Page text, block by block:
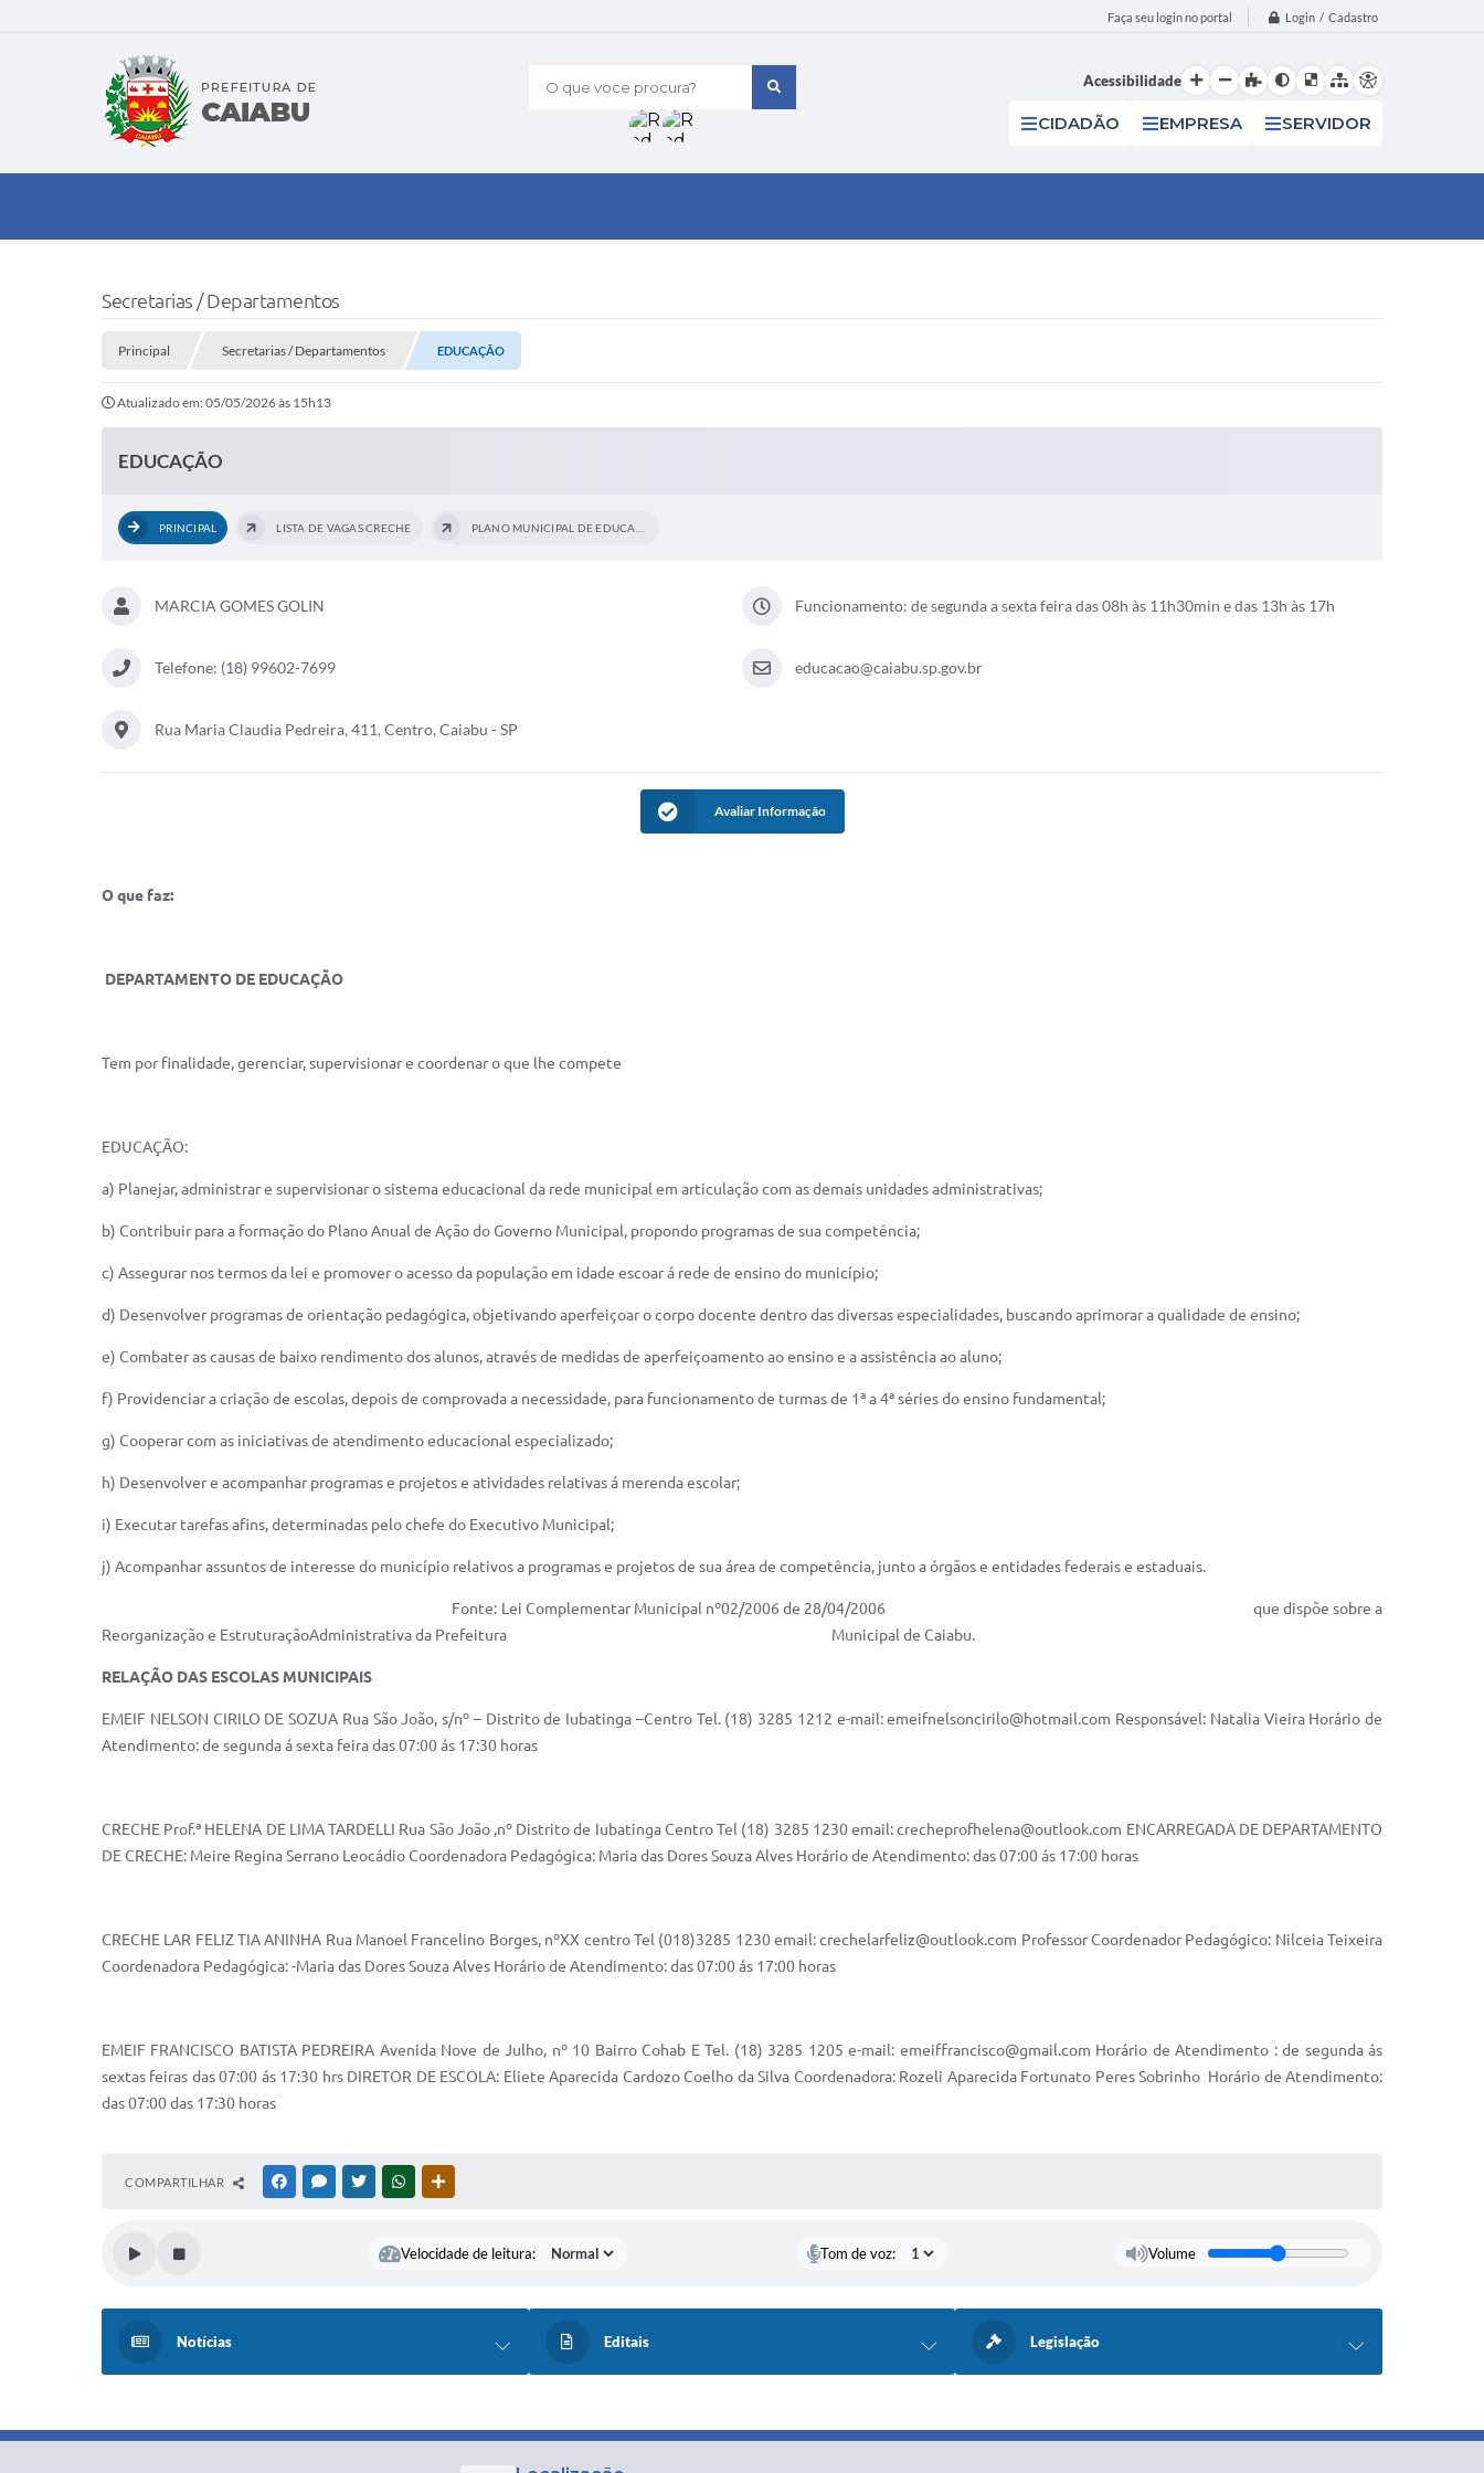
Faça seu login no portal Login / Cadastro
O que voce procura? Acessibilidade
CIDADÃO EMPRESA SERVIDOR
Secretarias / Departamentos
Principal Secretarias / Departamentos EDUCAÇÃO
Atualizado em: 05/05/2026 às 15h13
EDUCAÇÃO
PRINCIPAL LISTA DE VAGAS CRECHE
MARCIA GOMES GOLIN Funcionamento: de segunda a sexta feira das 08h às 11h30min e das 13h às 17h
Telefone: (18) 99602-7699 educacao@caiabu.sp.gov.br
Rua Maria Claudia Pedreira, 411, Centro, Caiabu - SP
Avaliar Informação
O que faz:
DEPARTAMENTO DE EDUCAÇÃO
Tem por finalidade, gerenciar, supervisionar e coordenar o que lhe compete
EDUCAÇÃO:
a) Planejar, administrar e supervisionar o sistema educacional da rede municipal em articulação com as demais unidades administrativas;
b) Contribuir para a formação do Plano Anual de Ação do Governo Municipal, propondo programas de sua competência;
c) Assegurar nos termos da lei e promover o acesso da população em idade escoar á rede de ensino do município;
d) Desenvolver programas de orientação pedagógica, objetivando aperfeiçoar o corpo docente dentro das diversas especialidades, buscando aprimorar a qualidade de ensino;
e) Combater as causas de baixo rendimento dos alunos, através de medidas de aperfeiçoamento ao ensino e a assistência ao aluno;
f) Providenciar a criação de escolas, depois de comprovada a necessidade, para funcionamento de turmas de 1ª a 4ª séries do ensino fundamental;
g) Cooperar com as iniciativas de atendimento educacional especializado;
h) Desenvolver e acompanhar programas e projetos e atividades relativas á merenda escolar;
i) Executar tarefas afins, determinadas pelo chefe do Executivo Municipal;
j) Acompanhar assuntos de interesse do município relativos a programas e projetos de sua área de competência, junto a órgãos e entidades federais e estaduais.
Fonte: Lei Complementar Municipal nº02/2006 de 28/04/2006 que dispõe sobre a
Reorganização e EstruturaçãoAdministrativa da Prefeitura Municipal de Caiabu.
RELAÇÃO DAS ESCOLAS MUNICIPAIS
EMEIF NELSON CIRILO DE SOZUA Rua São João, s/nº – Distrito de Iubatinga –Centro Tel. (18) 3285 1212 e-mail:emeifnelsoncirilo@hotmail.com Responsável: Natalia Vieira Horário de
Atendimento: de segunda á sexta feira das 07:00 ás 17:30 horas
CRECHE Prof.ª HELENA DE LIMA TARDELLI Rua São João ,nº Distrito de Iubatinga Centro Tel (18) 3285 1230 email:crecheprofhelena@outlook.com ENCARREGADA DE DEPARTAMENTO
DE CRECHE: Meire Regina Serrano Leocádio Coordenadora Pedagógica: Maria das Dores Souza Alves Horário de Atendimento: das 07:00 ás 17:00 horas
CRECHE LAR FELIZ TIA ANINHA Rua Manoel Francelino Borges, nºXX centro Tel (018)3285 1230 email:crechelarfeliz@outlook.com Professor Coordenador Pedagógico: Nilceia Teixeira
Coordenadora Pedagógica: -Maria das Dores Souza Alves Horário de Atendimento: das 07:00 ás 17:00 horas
EMEIF FRANCISCO BATISTA PEDREIRA Avenida Nove de Julho, nº 10 Bairro Cohab E Tel. (18) 3285 1205 e-mail: emeiffrancisco@gmail.com Horário de Atendimento : de segunda ás
sextas feiras das 07:00 ás 17:30 hrs DIRETOR DE ESCOLA: Eliete Aparecida Cardozo Coelho da Silva Coordenadora: Rozeli Aparecida Fortunato Peres Sobrinho Horário de Atendimento:
das 07:00 das 17:30 horas
COMPARTILHAR FACEBOOKMESSENGER
TWITTERWHATSAPP
Velocidade de leitura: Tom de voz: Volume
Notícias Editais Legislação